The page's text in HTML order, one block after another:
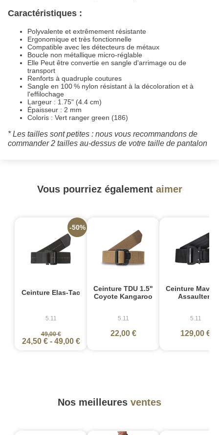
Caractéristiques :
Polyvalente et extrêmement résistante
Ergonomique et très fonctionnelle
Compatible avec les détecteurs de métaux
Boucle non métallique micro-réglable
Elle Peut être convertie en sangle d'arrimage ou de
transport
Renforts à quadruple coutures
Sangle en 100 % nylon résistant à la décoloration et à
l'effilochage
Largeur : 1.75" (4.4 cm)
Épaisseur : 2 mm
Coloris : Vert ranger green (186)
* Les tailles sont petites : nous vous recommandons de
commander 2 tailles au-dessus de votre taille de pantalon
Vous pourriez également aimer
Ceinture Elas-Tac
5.11
49,00 €
24,50 €- 49,00 €
-50%
Ceinture TDU 1.5"
Coyote Kangaroo
5.11
22,00 €
Ceinture
Assaulters
5.11
129,00 €
Nos meilleures ventes